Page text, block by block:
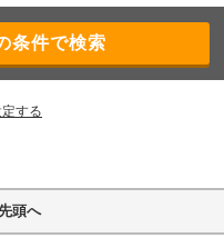
する
頭へ